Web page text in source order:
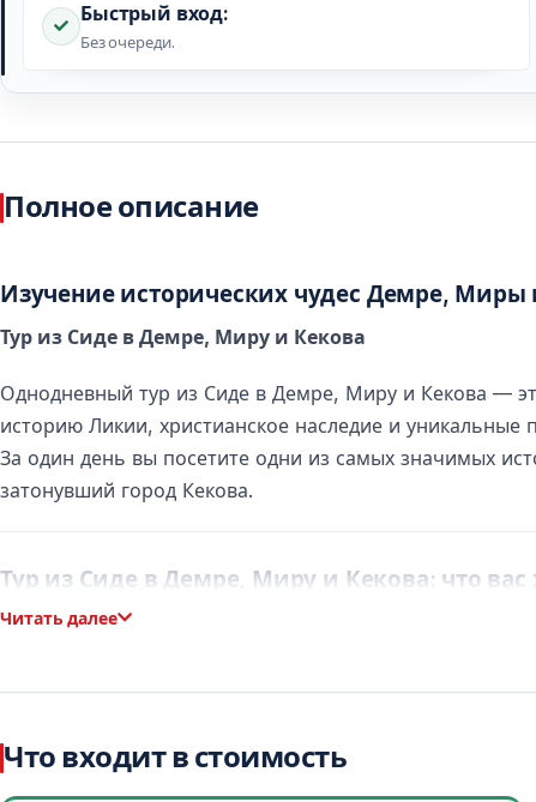
Быстрый вход:
Без очереди.
Полное описание
Изучение исторических чудес Демре, Миры
Тур из Сиде в Демре, Миру и Кекова
Однодневный тур из Сиде в Демре, Миру и Кекова —
историю Ликии, христианское наследие и
За один день вы посетите одни из самых значимых
затонувший город Кекова.
Тур из Сиде в Демре, Миру и Кекова: что вас
Маршрут тура проходит вдоль живописного
Церковь Святого Николая в Демре
Древний город Мира с ликийскими скальными
Читать далее
Что входит в стоимость